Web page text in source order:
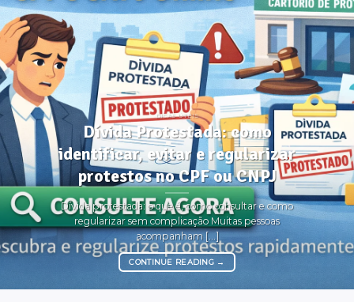
DICAS ÚTEIS
Dívida Protestada: como
identificar, evitar e regularizar
protestos no CPF ou CNPJ
Dívida protestada: o que é, como consultar e como
regularizar sem complicação Muitas pessoas
acompanham [...]
CONTINUE READING →